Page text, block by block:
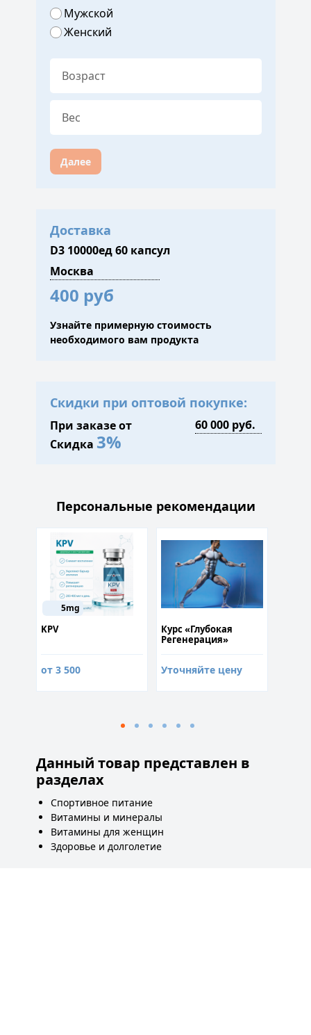
Мужской
Женский
Далее
Доставка
D3 10000ед 60 капсул
400 руб
Узнайте примерную стоимость
необходимого вам продукта
Скидки при оптовой покупке:
При заказе от
Скидка 3%
Персональные рекомендации
5mg
KPV
от 3 500
Курс «Глубокая
Регенерация»
Уточняйте цену
Данный товар представлен в
разделах
Спортивное питание
Витамины и минералы
Витамины для женщин
Здоровье и долголетие